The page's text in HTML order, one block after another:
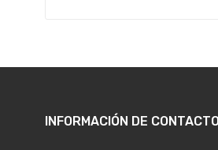
INFORMACIÓN DE